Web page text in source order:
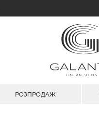
РОЗПРОДАЖ